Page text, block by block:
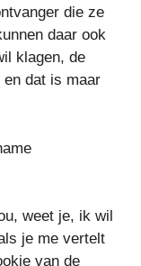
die ze
daar ook
klagen, de
en dat is maar
weet je, ik wil
je me vertelt
van de